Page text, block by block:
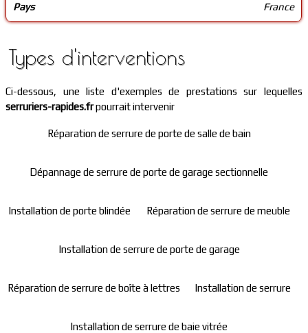
Pays France
Types d'interventions
Ci-dessous, une liste d'exemples de prestations sur lequelles
serruriers-rapides.frpourrait intervenir
Réparation de serrure de porte de salle de bain
Dépannage de serrure de porte de garage sectionnelle
Installation de porte blindée Réparation de serrure de meuble
Installation de serrure de porte de garage
Réparation de serrure de boîte à lettres Installation de serrure
Installation de serrure de baie vitrée